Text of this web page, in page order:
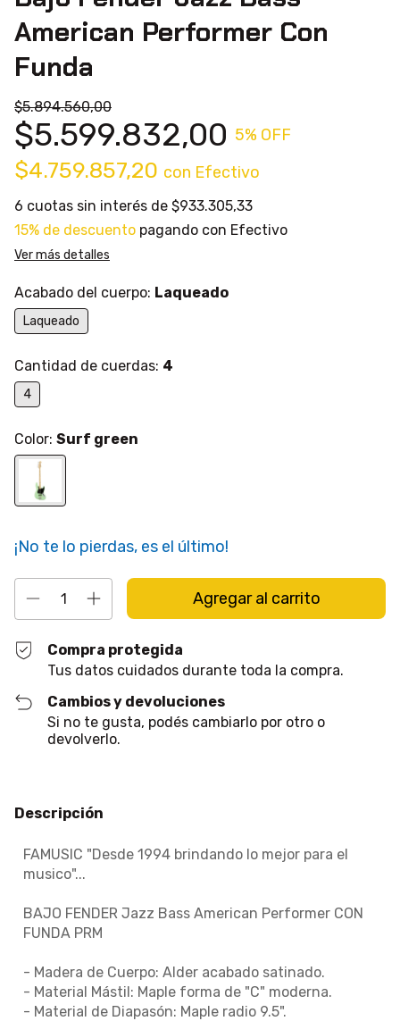
American Performer Con
Funda
$5.894.560,00
$5.599.832,00 5% OFF
$4.759.857,20 con Efectivo
6 cuotas sin interés de $933.305,33
15% de descuento pagando con Efectivo
Ver más detalles
Acabado del cuerpo: Laqueado
Laqueado
Cantidad de cuerdas: 4
4
Color: Surf green
¡No te lo pierdas, es el último!
Compra protegida
Tus datos cuidados durante toda la compra.
Cambios y devoluciones
Si no te gusta, podés cambiarlo por otro o
devolverlo.
Descripción
FAMUSIC "Desde 1994 brindando lo mejor para el
musico"...
BAJO FENDER Jazz Bass American Performer CON
FUNDA PRM
- Madera de Cuerpo: Alder acabado satinado.
- Material Mástil: Maple forma de "C" moderna.
- Material de Diapasón: Maple radio 9.5".